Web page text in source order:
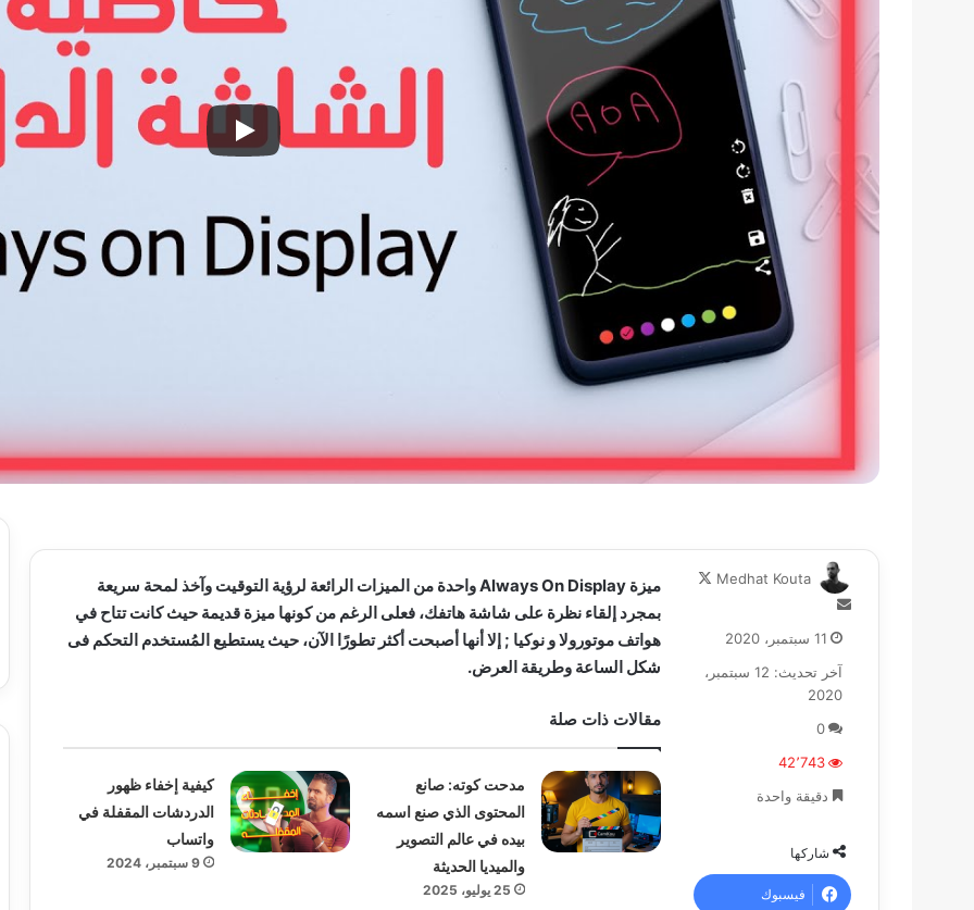
ميزة Always On Display واحدة من الميزات الرائعة لرؤية التوقيت وآخذ لمحة سريعة
بمجرد إلقاء نظرة على شاشة هاتفك، فعلى الرغم من كونها ميزة قديمة حيث كانت تتاح في
هواتف موتورولا و نوكيا ; إلا أنها أصبحت أكثر تطورًا الآن، حيث يستطيع المُستخدم التحكم فى
شكل الساعة وطريقة العرض.
مقالات ذات صلة
مدحت كوته: صانع
المحتوى الذي صنع اسمه
بيده في عالم التصوير
والميديا الحديثة
25 يوليو، 2025
كيفية إخفاء ظهور
الدردشات المقفلة في
واتساب
9 سبتمبر، 2024
Medhat Kouta
أرسل
إلكترونيا
11 سبتمبر، 2020
آخر تحديث: 12 سبتمبر،
2020
0
42٬743
دقيقة واحدة
شاركها
فيسبوك